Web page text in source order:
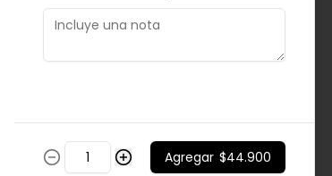
Queso cheddar
$4.500
Agregar $44.900